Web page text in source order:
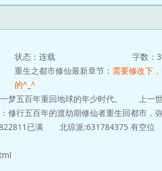
状态：连载
字数：
重生之都市修仙最新章节： 需要修改下
的^_^
五百年重回地球的年少时代。 上一世
行五百年的渡劫期修仙者重生回都市，
已满 北琼派:631784375 有空位